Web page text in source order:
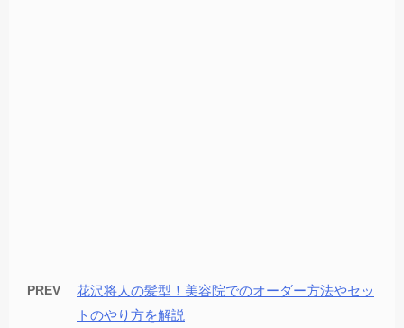
PREV
花沢将人の髪型！美容院でのオーダー方法やセッ
トのやり方を解説